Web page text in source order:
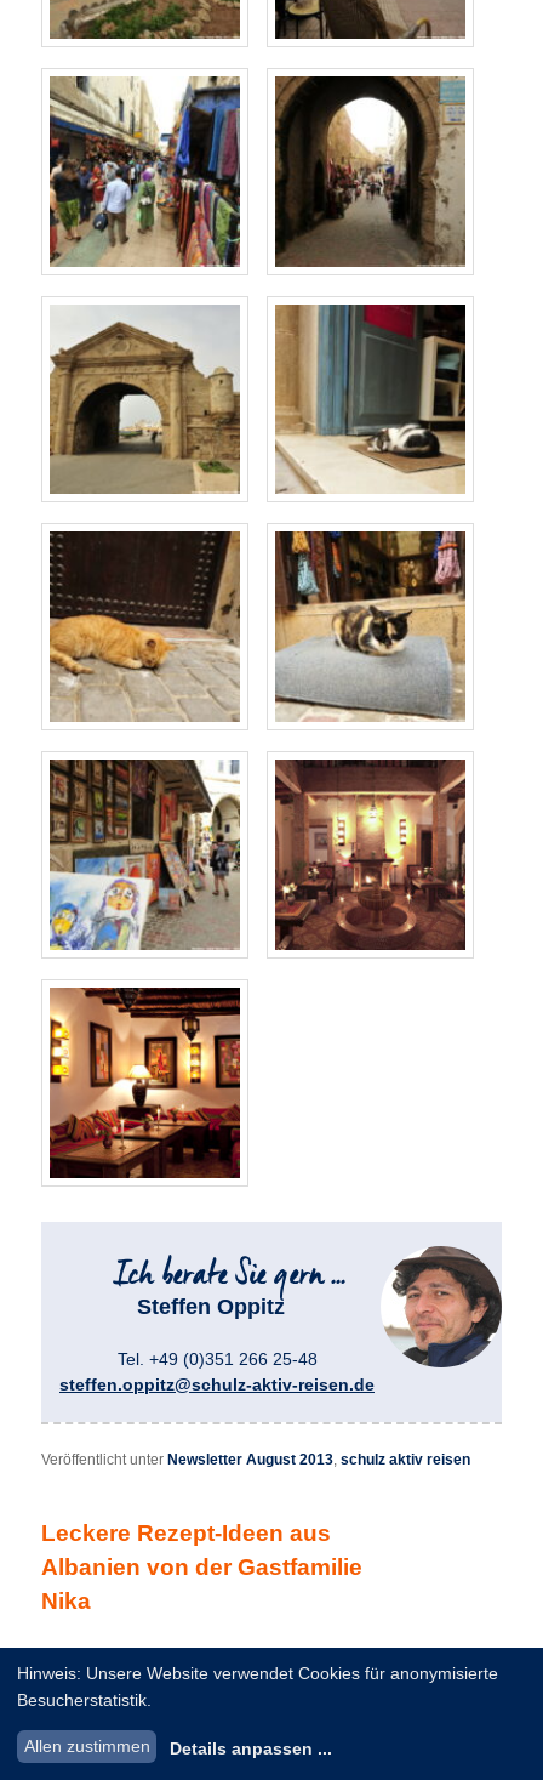
Steffen Oppitz
Tel. +49 (0)351 266 25-48
steffen.oppitz@schulz-aktiv-reisen.de
Veröffentlicht unter Newsletter August 2013,schulz aktiv reisen
Leckere Rezept-Ideen aus
Albanien von der Gastfamilie
Nika
Hinweis: Unsere Website verwendet Cookies für anonymisierte
Besucherstatistik.
Allen zustimmen Details anpassen ...